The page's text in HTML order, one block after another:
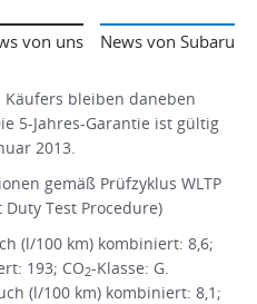
News von Subaru
von uns
Käufers bleiben daneben
5-Jahres-Garantie ist gültig
2013.
gemäß Prüfzyklus WLTP
Test Procedure)
(l/100 km) kombiniert: 8,6;
193; CO2-Klasse: G.
(l/100 km) kombiniert: 8,1;